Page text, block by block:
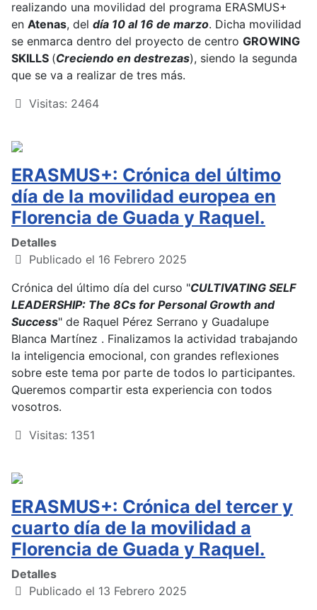
realizando una movilidad del programa ERASMUS+
en Atenas, del día 10 al 16 de marzo. Dicha movilidad
se enmarca dentro del proyecto de centro GROWING
SKILLS (Creciendo en destrezas), siendo la segunda
que se va a realizar de tres más.
Visitas: 2464
ERASMUS+: Crónica del último
día de la movilidad europea en
Florencia de Guada y Raquel.
Detalles
Publicado el 16 Febrero 2025
Crónica del último día del curso "CULTIVATING SELF
LEADERSHIP: The 8Cs for Personal Growth and
Success" de Raquel Pérez Serrano y Guadalupe
Blanca Martínez . Finalizamos la actividad trabajando
la inteligencia emocional, con grandes reflexiones
sobre este tema por parte de todos lo participantes.
Queremos compartir esta experiencia con todos
vosotros.
Visitas: 1351
ERASMUS+: Crónica del tercer y
cuarto día de la movilidad a
Florencia de Guada y Raquel.
Detalles
Publicado el 13 Febrero 2025